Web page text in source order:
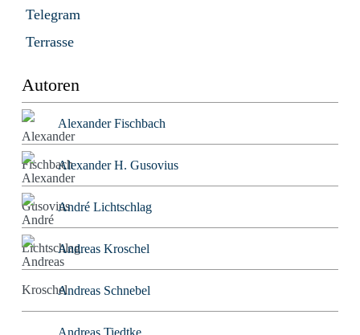
Telegram
Terrasse
Autoren
Alexander Fischbach
Alexander H. Gusovius
André Lichtschlag
Andreas Kroschel
Andreas Schnebel
Andreas Tiedtke